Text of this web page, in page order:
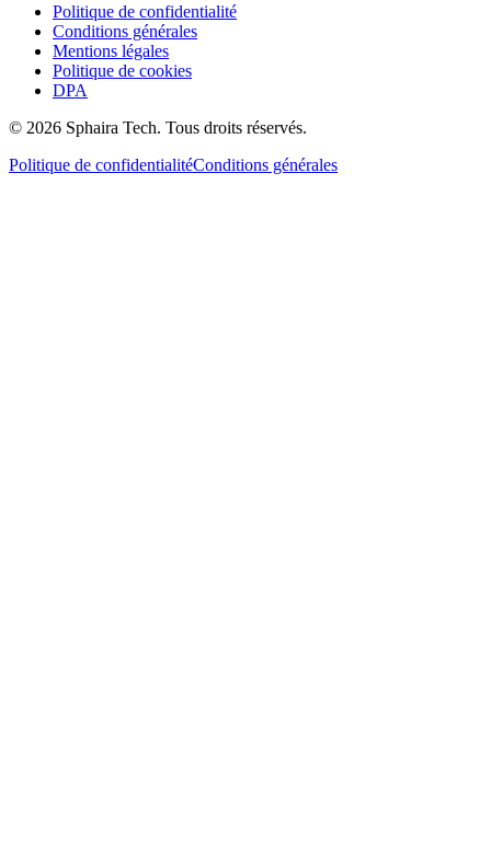
Politique de confidentialité
Conditions générales
Mentions légales
Politique de cookies
DPA
© 2026 Sphaira Tech. Tous droits réservés.
Politique de confidentialitéConditions générales